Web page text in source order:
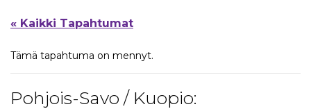
« Kaikki Tapahtumat
Tämä tapahtuma on mennyt.
Pohjois-Savo / Kuopio: